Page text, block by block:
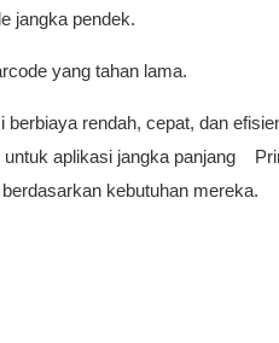
jangka pendek.
yang tahan lama.
rendah, cepat, dan
aplikasi jangka panjang
kebutuhan mereka.